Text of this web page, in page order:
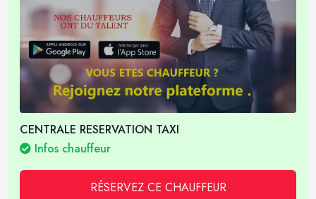
CENTRALE RESERVATION TAXI
Infos chauffeur
RÉSERVEZ CE CHAUFFEUR